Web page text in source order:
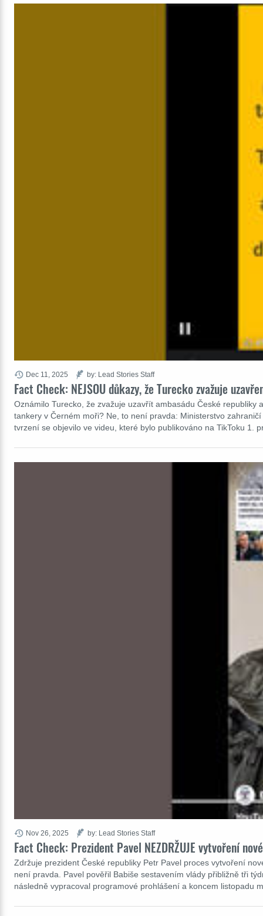
Fact Check: NEJSOU důkazy, že Turecko zvažuje
Oznámilo Turecko, že zvažuje uzavřít ambasádu České
tankery v Černém moři? Ne, to není pravda: Ministerstvo
tvrzení se objevilo ve videu, které bylo publikováno na TikToku 1.
Dec 11, 2025 by: Lead Stories Staff
Fact Check: Prezident Pavel NEZDRŽUJE vytvoření
Zdržuje prezident České republiky Petr Pavel proces vytvoření
není pravda. Pavel pověřil Babiše sestavením vlády přibližně tři
následně vypracoval programové prohlášení a koncem listopadu
Nov 26, 2025 by: Lead Stories Staff